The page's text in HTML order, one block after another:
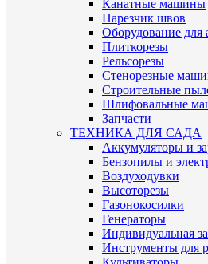
Канатные машины
Нарезчик швов
Оборудование для
Плиткорезы
Рельсорезы
Стенорезные
Строительные
Шлифовальные
Запчасти
ТЕХНИКА ДЛЯ САДА
Аккумуляторы и
Бензопилы и
Воздуходувки
Высоторезы
Газонокосилки
Генераторы
Индивидуальная
Инструменты для